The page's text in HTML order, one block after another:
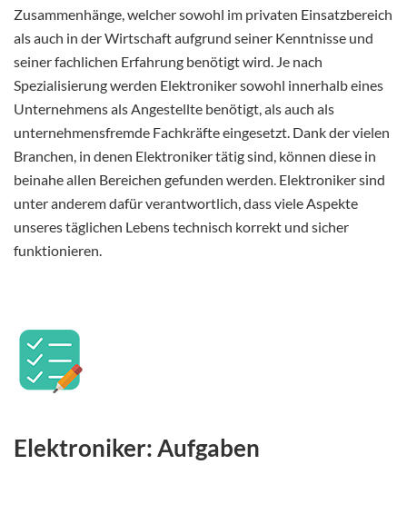
Zusammenhänge, welcher sowohl im privaten Einsatzbereich
als auch in der Wirtschaft aufgrund seiner Kenntnisse und
seiner fachlichen Erfahrung benötigt wird. Je nach
Spezialisierung werden Elektroniker sowohl innerhalb eines
Unternehmens als Angestellte benötigt, als auch als
unternehmensfremde Fachkräfte eingesetzt. Dank der vielen
Branchen, in denen Elektroniker tätig sind, können diese in
beinahe allen Bereichen gefunden werden. Elektroniker sind
unter anderem dafür verantwortlich, dass viele Aspekte
unseres täglichen Lebens technisch korrekt und sicher
funktionieren.
Elektroniker: Aufgaben